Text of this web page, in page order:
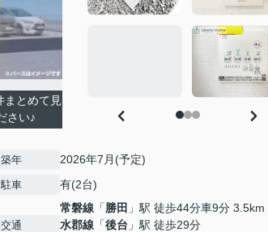
まとめて見
さい♪
築年 2026年7月(予定)
駐車 有(2台)
交通
常磐線 「勝田 」駅 徒歩44分車9分 3.5km
水郡線 「後台 」駅 徒歩29分